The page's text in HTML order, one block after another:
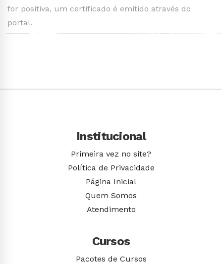
for positiva, um certificado é emitido através do
portal.
Institucional
Primeira vez no site?
Política de Privacidade
Página Inicial
Quem Somos
Atendimento
Cursos
Pacotes de Cursos